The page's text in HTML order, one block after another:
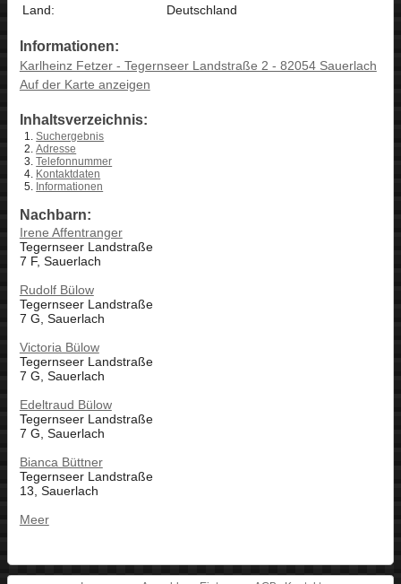
Land:
Deutschland
Informationen:
Karlheinz Fetzer - Tegernseer Landstraße 2 - 82054 Sauerlach
Auf der Karte anzeigen
Inhaltsverzeichnis:
Suchergebnis
Adresse
Telefonnummer
Kontaktdaten
Informationen
Nachbarn:
Irene Affentranger
Tegernseer Landstraße
7 F, Sauerlach
Rudolf Bülow
Tegernseer Landstraße
7 G, Sauerlach
Victoria Bülow
Tegernseer Landstraße
7 G, Sauerlach
Edeltraud Bülow
Tegernseer Landstraße
7 G, Sauerlach
Bianca Büttner
Tegernseer Landstraße
13, Sauerlach
Meer